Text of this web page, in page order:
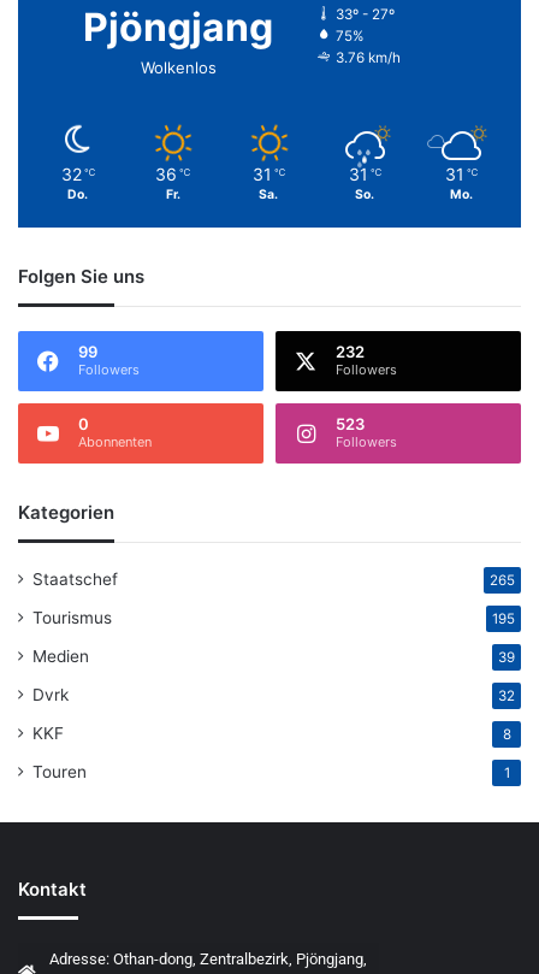
Pjöngjang
Wolkenlos
33º - 27º
75%
3.76 km/h
32 ℃
Do.
36 ℃
Fr.
31 ℃
Sa.
31 ℃
So.
31 ℃
Mo.
Folgen Sie uns
99
Followers
232
Followers
0
Abonnenten
523
Followers
Kategorien
Staatschef 265
Tourismus 195
Medien 39
Dvrk 32
KKF 8
Touren 1
Kontakt
Adresse: Othan-dong, Zentralbezirk, Pjöngjang,